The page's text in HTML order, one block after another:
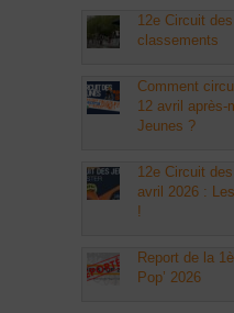
12e Circuit
classements
Comment
12 avril après-
Jeunes ?
12e Circuit
avril 2026 :
!
Report de la
Pop’ 2026